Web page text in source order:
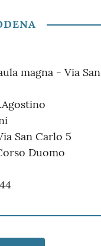
magna - Via San
San Carlo 5
Duomo